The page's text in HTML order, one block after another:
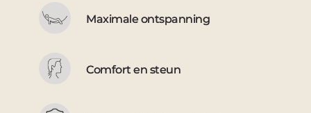
Maximale ontspanning
Comfort en steun